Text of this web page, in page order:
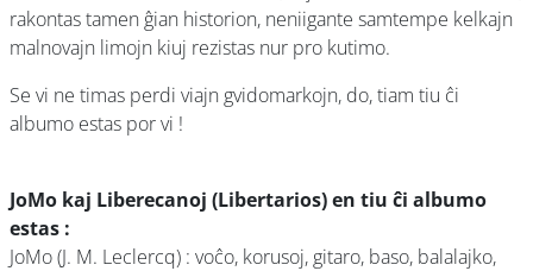
rakontas tamen ĝian historion, neniigante samtempe kelkajn
malnovajn limojn kiuj rezistas nur pro kutimo.
Se vi ne timas perdi viajn gvidomarkojn, do, tiam tiu ĉi
albumo estas por vi !
JoMo kaj Liberecanoj (Libertarios) en tiu ĉi albumo
estas :
JoMo (J. M. Leclercq) : voĉo, korusoj, gitaro, baso, balalajko,